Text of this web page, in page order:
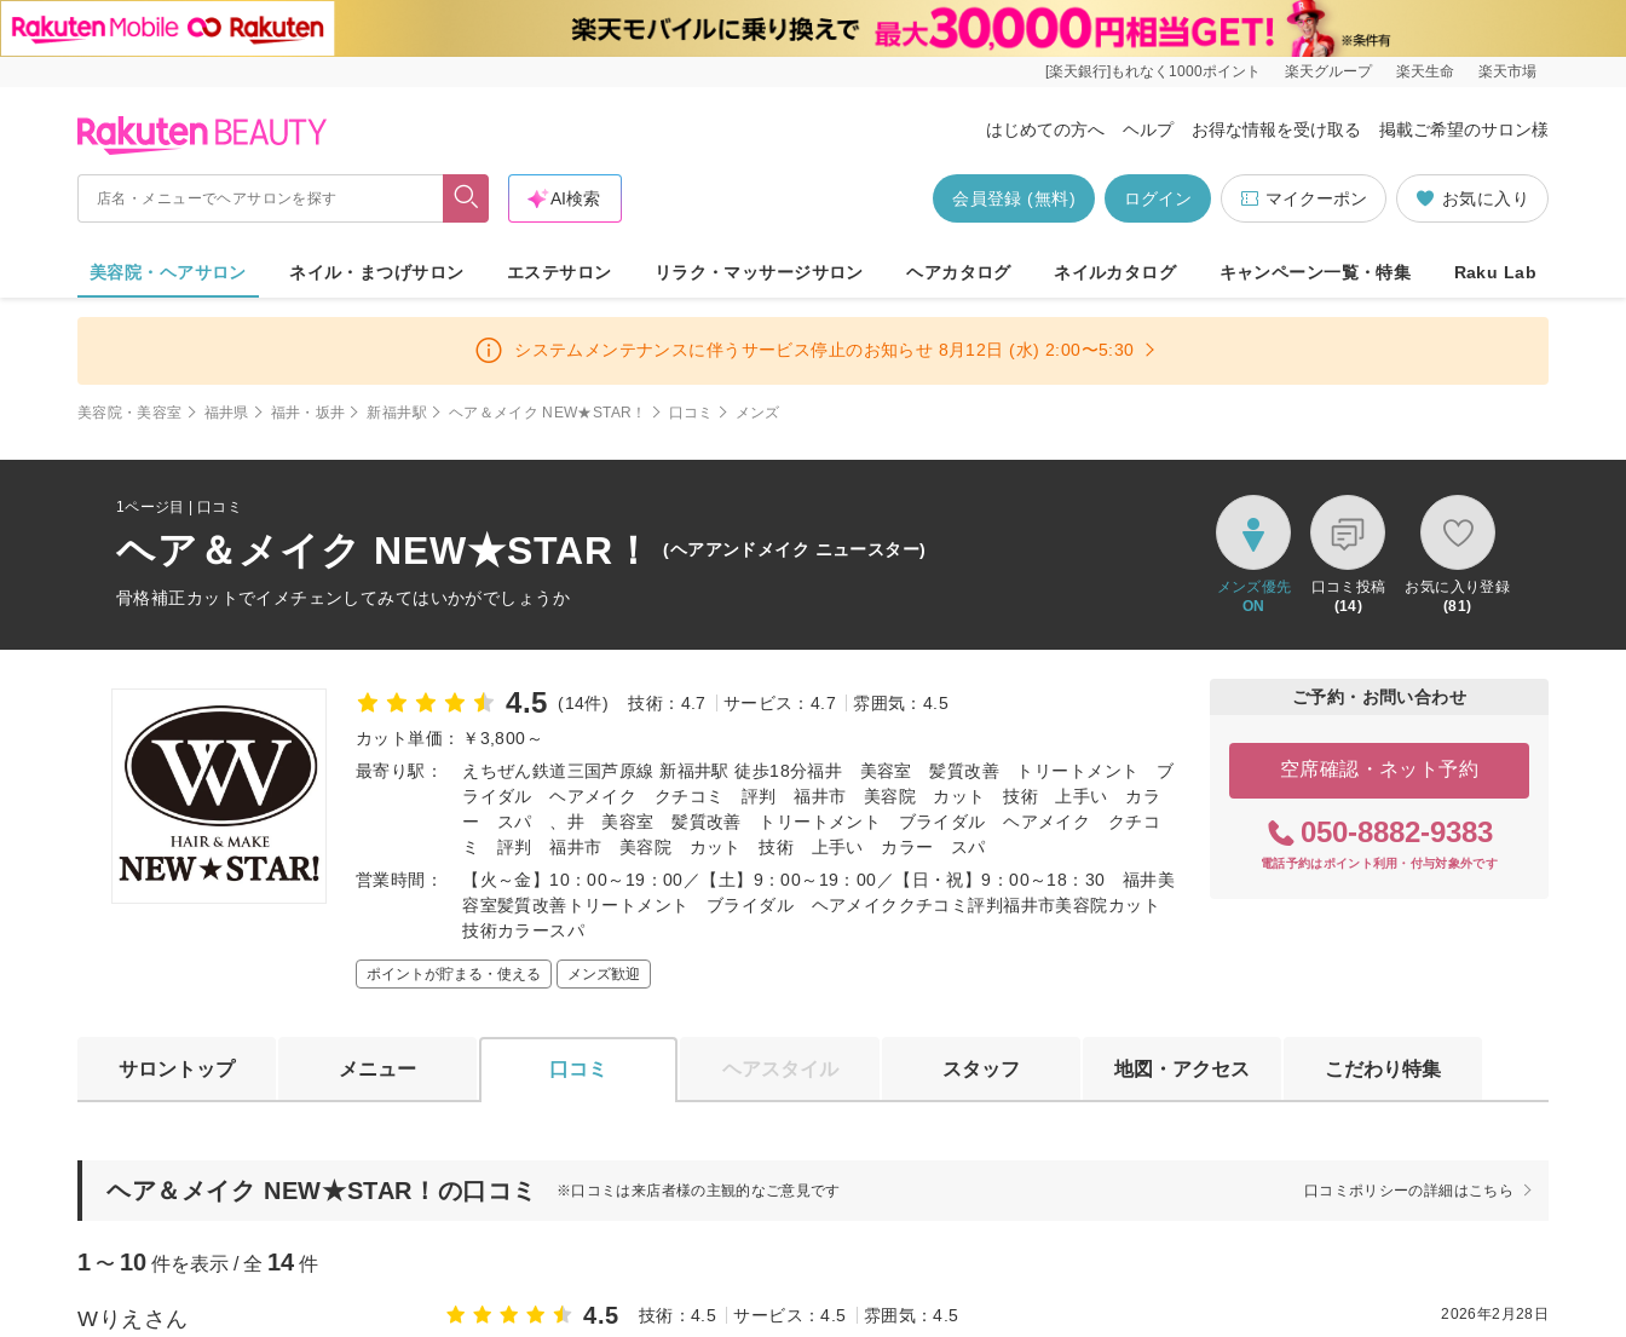
[楽天銀行]もれなく1000ポイント 楽天グループ 楽天生命 楽天市場
はじめての方へ ヘルプ お得な情報を受け取る 掲載ご希望のサロン様
お気に入り
マイクーポン
ログイン
会員登録 (無料)
AI検索
美容院・ヘアサロン ネイル・まつげサロン エステサロン リラク・マッサージサロン ヘアカタログ ネイルカタログ キャンペーン一覧・特集 Raku Lab
システムメンテナンスに伴うサービス停止のお知らせ 8月12日 (水) 2:00〜5:30
美容院・美容室 福井県 福井・坂井 新福井駅 ヘア＆メイク NEW★STAR！ 口コミ メンズ
1ページ目 | 口コミ
ヘア＆メイク NEW★STAR！ (ヘアアンドメイク ニュースター)
骨格補正カットでイメチェンしてみてはいかがでしょうか
メンズ優先
ON
口コミ投稿
(14)
お気に入り登録
(81)
4.5 (14件) 技術：4.7 サービス：4.7
雰囲気：4.5
カット単価：
￥3,800～
最寄り駅：
えちぜん鉄道三国芦原線 新福井駅 徒歩18分福井 美容室 髪質改善 トリートメント ブ
ライダル ヘアメイク クチコミ 評判 福井市 美容院 カット 技術 上手い カラ
ー スパ 、井 美容室 髪質改善 トリートメント ブライダル ヘアメイク クチコ
ミ 評判 福井市 美容院 カット 技術 上手い カラー スパ
営業時間：
【火～金】10：00～19：00／【土】9：00～19：00／【日・祝】9：00～18：30 福井美
容室髪質改善トリートメント ブライダル ヘアメイククチコミ評判福井市美容院カット
技術カラースパ
ポイントが貯まる・使える メンズ歓迎
ご予約・お問い合わせ
空席確認・ネット予約
050-8882-9383
電話予約はポイント利用・付与対象外です
サロントップ メニュー 口コミ ヘアスタイル スタッフ 地図・アクセス こだわり特集
ヘア＆メイク NEW★STAR！の口コミ ※口コミは来店者様の主観的なご意見です 口コミポリシーの詳細はこちら
1 〜 10 件を表示 / 全 14 件
Wりえさん
4.5 技術：4.5 サービス：4.5 雰囲気：4.5 2026年2月28日